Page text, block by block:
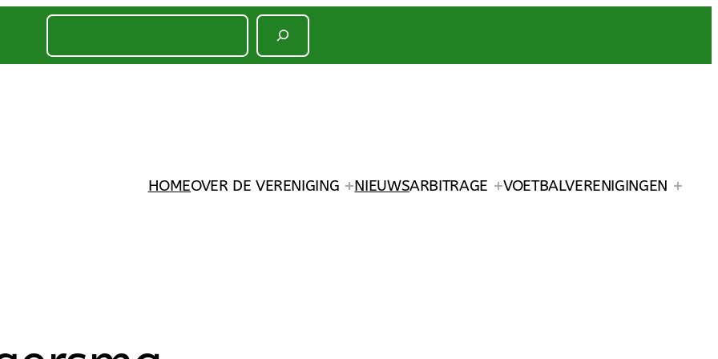
HOMEOVER DE VERENIGING NIEUWSARBITRAGE VOETBALVERENIGINGEN